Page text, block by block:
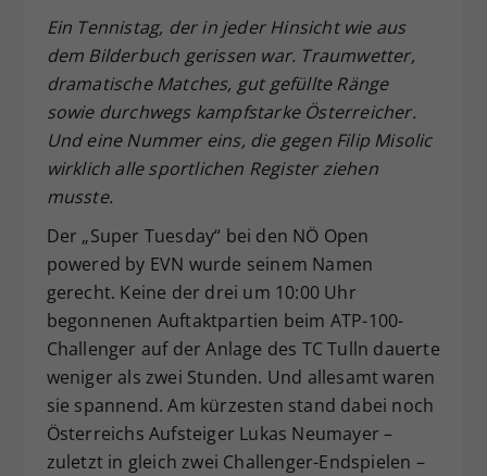
Ein Tennistag, der in jeder Hinsicht wie aus
dem Bilderbuch gerissen war. Traumwetter,
dramatische Matches, gut gefüllte Ränge
sowie durchwegs kampfstarke Österreicher.
Und eine Nummer eins, die gegen Filip Misolic
wirklich alle sportlichen Register ziehen
musste.
Der „Super Tuesday“ bei den NÖ Open
powered by EVN wurde seinem Namen
gerecht. Keine der drei um 10:00 Uhr
begonnenen Auftaktpartien beim ATP-100-
Challenger auf der Anlage des TC Tulln dauerte
weniger als zwei Stunden. Und allesamt waren
sie spannend. Am kürzesten stand dabei noch
Österreichs Aufsteiger Lukas Neumayer –
zuletzt in gleich zwei Challenger-Endspielen –
Dieser Wert speichert Ihre Consent-
Einstellungen. Unter anderem eine
zufällig generierte ID, für die
historische Speicherung Ihrer
vorgenommen Einstellungen, falls der
Webseiten-Betreiber dies eingestellt
hat.